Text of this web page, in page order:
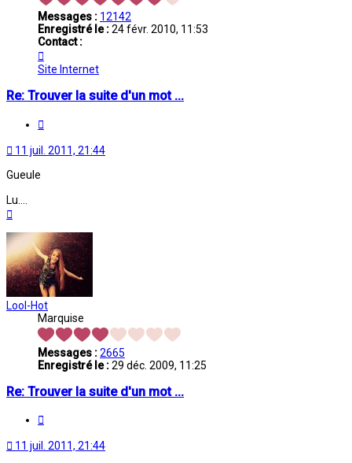
Messages : 12142
Enregistré le :24 févr. 2010, 11:53
Contact :
Melina
Site Internet
Re: Trouver la suite d'un mot ...
11 juil. 2011, 21:44
Gueule
Lu....
Lool-Hot
Marquise
Messages :2665
Enregistré le :29 déc. 2009, 11:25
Re: Trouver la suite d'un mot ...
11 juil. 2011, 21:44